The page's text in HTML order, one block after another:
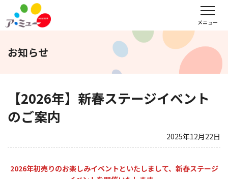
メニュー
フロアガイド レンタル会議室予約
サンキュー
福野タウンホテル
WEBチラシ アクセス 営業時間・定休日
お知らせ
【2026年】新春ステージイベント
のご案内
2025年12月22日
2026年初売りのお楽しみイベントといたしまして、新春ステージ